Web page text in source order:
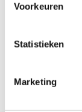
Voorkeuren
Statistieken
Marketing